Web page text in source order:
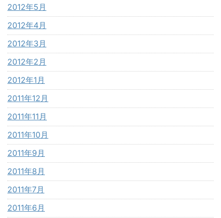
2012年5月
2012年4月
2012年3月
2012年2月
2012年1月
2011年12月
2011年11月
2011年10月
2011年9月
2011年8月
2011年7月
2011年6月